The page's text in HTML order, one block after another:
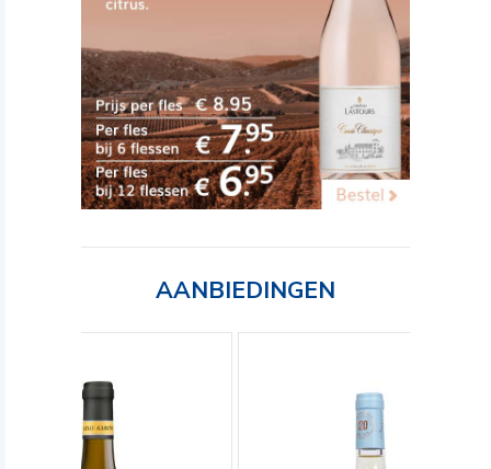
AANBIEDINGEN